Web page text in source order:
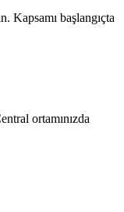
Kapsamı başlangıçta
ortamınızda